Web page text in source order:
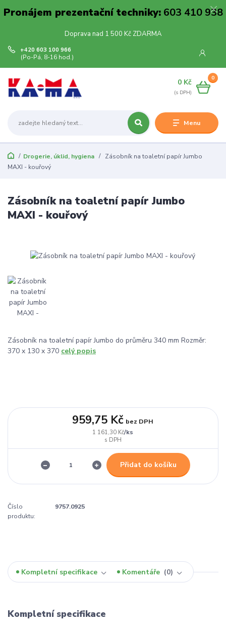
Pronájem prezentační techniky:603 410 938
Doprava nad 1 500 Kč ZDARMA
Menu
+420 603 100 966
(Po-Pá, 8-16 hod.)
0
0 Kč
Drogerie, úklid, hygiena
Zásobník na toaletní papír Jumbo
MAXI - kouřový
Zásobník na toaletní papír Jumbo
MAXI - kouřový
Zásobník na toaletní papír Jumbo do průměru 340 mm Rozměr:
370 x 130 x 370 celý popis
1 161,30 Kč/ks
959,75 Kč bez DPH
Přidat do košíku
Číslo
produktu:
9757.0925
Kompletní specifikace Komentáře 0
Kompletní specifikace